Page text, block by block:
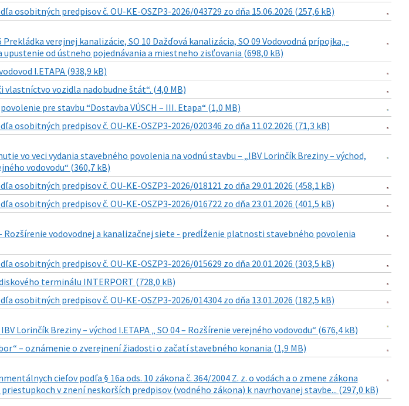
osobitných predpisov č. OU-KE-OSZP3-2026/043729 zo dňa 15.06.2026 (257,6 kB)
Prekládka verejnej kanalizácie, SO 10 Dažďová kanalizácia, SO 09 Vodovodná prípojka„-
od ústneho pojednávania a miestneho zisťovania (698,0 kB)
I.ETAPA (938,9 kB)
vlastníctvo vozidla nadobudne štát“. (4,0 MB)
pre stavbu “Dostavba VÚSCH – III. Etapa“ (1,0 MB)
osobitných predpisov č. OU-KE-OSZP3-2026/020346 zo dňa 11.02.2026 (71,3 kB)
vo veci vydania stavebného povolenia na vodnú stavbu – „IBV Lorinčík Breziny – východ,
vodovodu“ (360,7 kB)
osobitných predpisov č. OU-KE-OSZP3-2026/018121 zo dňa 29.01.2026 (458,1 kB)
osobitných predpisov č. OU-KE-OSZP3-2026/016722 zo dňa 23.01.2026 (401,5 kB)
vodovodnej a kanalizačnej siete - predĺženie platnosti stavebného povolenia
osobitných predpisov č. OU-KE-OSZP3-2026/015629 zo dňa 20.01.2026 (303,5 kB)
terminálu INTERPORT (728,0 kB)
osobitných predpisov č. OU-KE-OSZP3-2026/014304 zo dňa 13.01.2026 (182,5 kB)
Lorinčík Breziny – východ I.ETAPA „ SO 04 – Rozšírenie verejného vodovodu“ (676,4 kB)
– oznámenie o zverejnení žiadosti o začatí stavebného konania (1,9 MB)
cieľov podľa § 16a ods. 10 zákona č. 364/2004 Z. z. o vodách a o zmene zákona
v znení neskorších predpisov (vodného zákona) k navrhovanej stavbe... (297,0 kB)